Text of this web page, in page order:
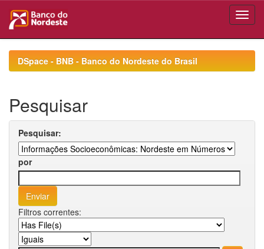
navigationDSpace - BNB - Banco do Nordeste do Brasil
Pesquisar
Pesquisar:
por
Filtros correntes: